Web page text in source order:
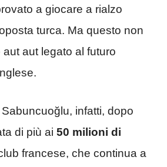
a giocare a rialzo
turca. Ma questo non
aut aut legato al futuro
infatti, dopo
di più ai 50 milioni di
francese, che continua a